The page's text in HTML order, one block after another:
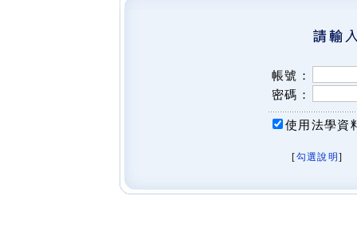
帳號：
密碼：
使用法學資
[勾選說明 ]